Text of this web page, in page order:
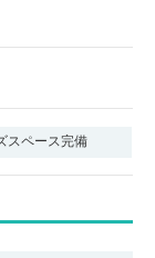
スペース完備